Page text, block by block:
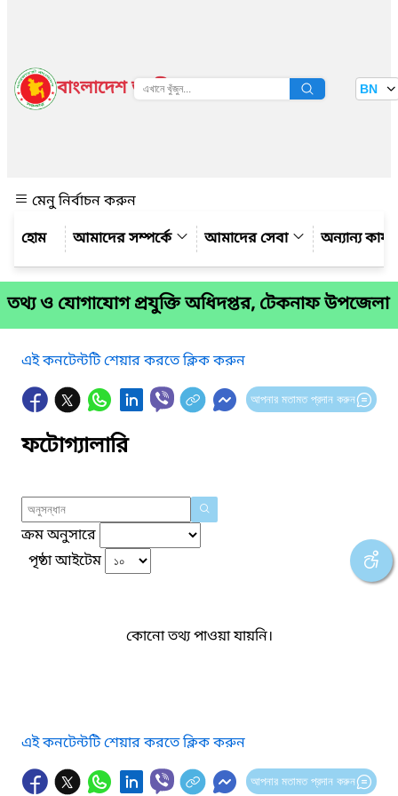
বাংলাদেশ জাতীয় তথ্য বাতায়ন BN
মেনু নির্বাচন করুন
আমাদের সম্পর্কে
আমাদের সেবা অন্যান্য
তথ্য ও যোগাযোগ প্রযুক্তি অধিদপ্তর, টেকনাফ উপজেলা
এই কনটেন্টটি শেয়ার করতে ক্লিক করুন
আপনার মতামত প্রদান করুন
ফটোগ্যালারি
ক্রম অনুসারে
পৃষ্ঠা আইটেম
কোনো তথ্য পাওয়া যায়নি।
এই কনটেন্টটি শেয়ার করতে ক্লিক করুন
আপনার মতামত প্রদান করুন